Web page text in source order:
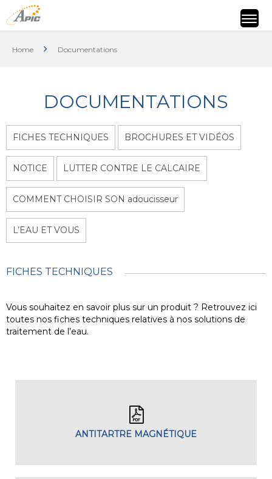
Home Documentations
DOCUMENTATIONS
FICHES TECHNIQUES BROCHURES ET VIDÉOS
NOTICE LUTTER CONTRE LE CALCAIRE
COMMENT CHOISIR SON adoucisseur
L’EAU ET VOUS
FICHES TECHNIQUES
Vous souhaitez en savoir plus sur un produit ? Retrouvez ici
toutes nos fiches techniques relatives à nos solutions de
traitement de l’eau.
ANTITARTRE MAGNÉTIQUE